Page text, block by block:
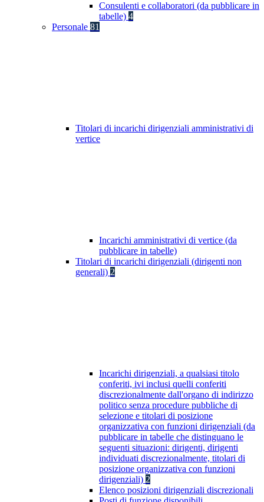
Consulenti e collaboratori (da pubblicare in
tabelle) 4
Personale 81
Titolari di incarichi dirigenziali amministrativi di
vertice
Incarichi amministrativi di vertice (da
pubblicare in tabelle)
Titolari di incarichi dirigenziali (dirigenti non
generali) 2
Incarichi dirigenziali, a qualsiasi titolo
conferiti, ivi inclusi quelli conferiti
discrezionalmente dall'organo di indirizzo
politico senza procedure pubbliche di
selezione e titolari di posizione
organizzativa con funzioni dirigenziali (da
pubblicare in tabelle che distinguano le
seguenti situazioni: dirigenti, dirigenti
individuati discrezionalmente, titolari di
posizione organizzativa con funzioni
dirigenziali) 2
Elenco posizioni dirigenziali discrezionali